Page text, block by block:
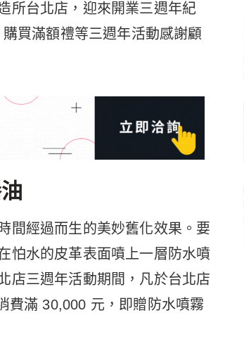
所台北店，迎來開業三週年紀
買滿額禮等三週年活動感謝顧
間經過而生的美妙舊化效果。要
怕水的皮革表面噴上一層防水噴
店三週年活動期間，凡於台北店
費滿 30,000 元，即贈防水噴霧